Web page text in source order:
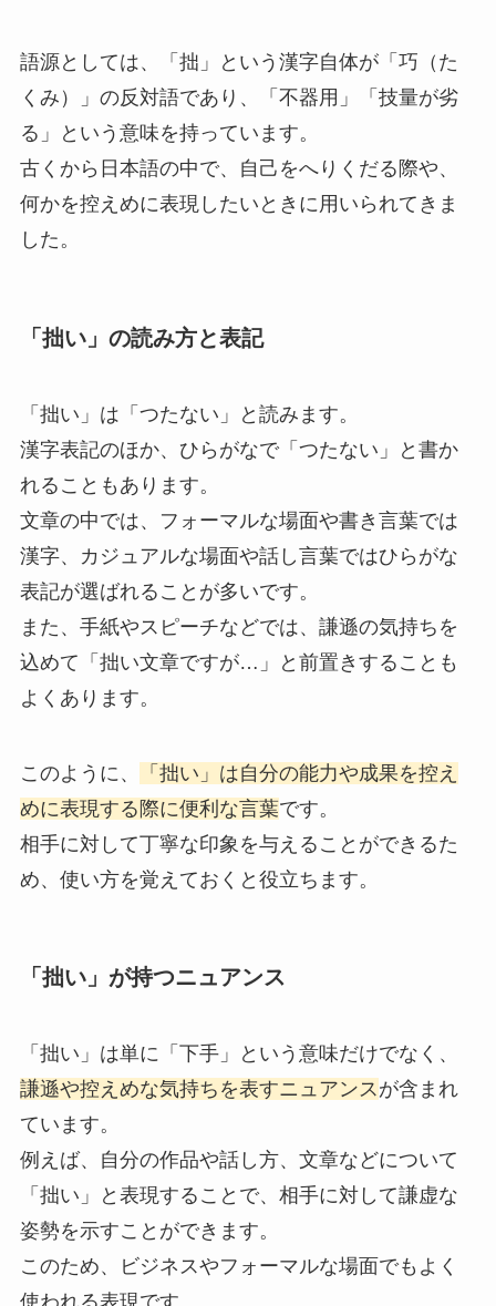
語源としては、「拙」という漢字自体が「巧（た
くみ）」の反対語であり、「不器用」「技量が劣
る」という意味を持っています。
古くから日本語の中で、自己をへりくだる際や、
何かを控えめに表現したいときに用いられてきま
した。
「拙い」の読み方と表記
「拙い」は「つたない」と読みます。
漢字表記のほか、ひらがなで「つたない」と書か
れることもあります。
文章の中では、フォーマルな場面や書き言葉では
漢字、カジュアルな場面や話し言葉ではひらがな
表記が選ばれることが多いです。
また、手紙やスピーチなどでは、謙遜の気持ちを
込めて「拙い文章ですが…」と前置きすることも
よくあります。
このように、
「拙い」は自分の能力や成果を控え
めに表現する際に便利な言葉です。
相手に対して丁寧な印象を与えることができるた
め、使い方を覚えておくと役立ちます。
「拙い」が持つニュアンス
「拙い」は単に「下手」という意味だけでなく、
謙遜や控えめな気持ちを表すニュアンスが含まれ
ています。
例えば、自分の作品や話し方、文章などについて
「拙い」と表現することで、相手に対して謙虚な
姿勢を示すことができます。
このため、ビジネスやフォーマルな場面でもよく